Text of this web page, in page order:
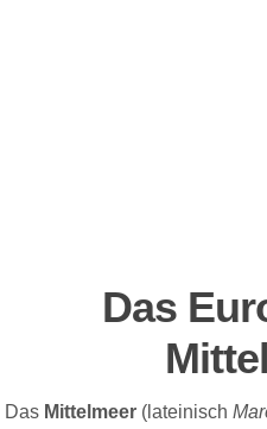
Das
Das Mittelmeer ( lateinisch